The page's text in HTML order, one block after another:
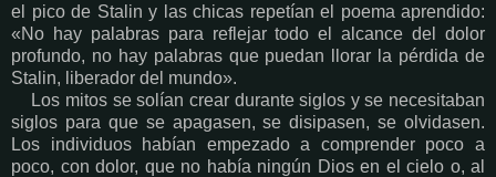
el pico de Stalin y las chicas repetían el poema aprendido:
«No hay palabras para reflejar todo el alcance del dolor
profundo, no hay palabras que puedan llorar la pérdida de
Stalin, liberador del mundo».
Los mitos se solían crear durante siglos y se necesitaban
siglos para que se apagasen, se disipasen, se olvidasen.
Los individuos habían empezado a comprender poco a
poco, con dolor, que no había ningún Dios en el cielo o, al